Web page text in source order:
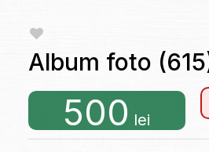
Album foto
500 lei